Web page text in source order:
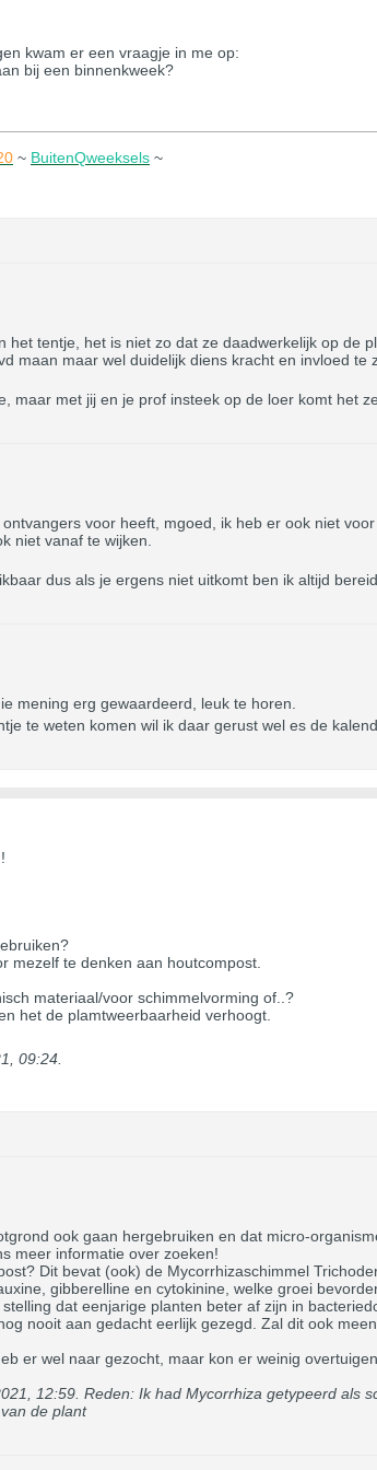
kwam er een vraagje in me op:
bij een binnenkweek?
~ BuitenQweeksels ~
het tentje, het is niet zo dat ze daadwerkelijk op de
maan maar wel duidelijk diens kracht en invloed te
maar met jij en je prof insteek op de loer komt het
voor heeft, mgoed, ik heb er ook niet voor
niet vanaf te wijken.
dus als je ergens niet uitkomt ben ik altijd
mening erg gewaardeerd, leuk te horen.
te weten komen wil ik daar gerust wel es de
mezelf te denken aan houtcompost.
materiaal/voor schimmelvorming of..?
het de plamtweerbaarheid verhoogt.
09:24
ook gaan hergebruiken en dat micro-
meer informatie over zoeken!
Dit bevat (ook) de Mycorrhizaschimmel
gibberelline en cytokinine, welke groei
dat eenjarige planten beter af zijn in
nooit aan gedacht eerlijk gezegd. Zal dit ook
er wel naar gezocht, maar kon er weinig
12:59 Reden: Ik had Mycorrhiza getypeerd als
de plant